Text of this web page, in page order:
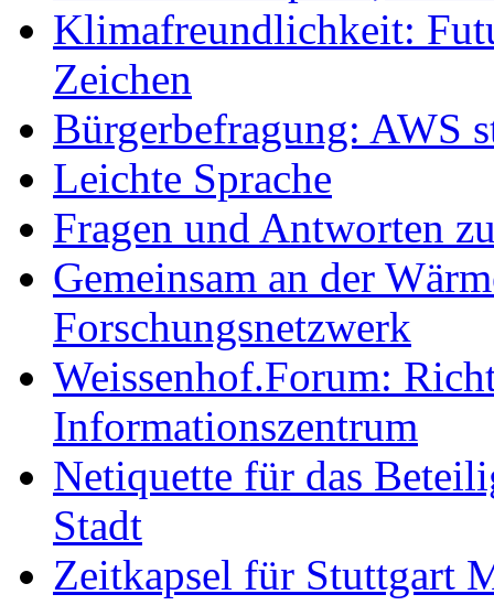
Klimafreundlichkeit:
Zeichen
Bürgerbefragung: AWS
Leichte Sprache
Fragen und Antworten
Gemeinsam an der
Forschungsnetzwerk
Weissenhof.Forum:
Informationszentrum
Netiquette für das
Stadt
Zeitkapsel für Stuttgart